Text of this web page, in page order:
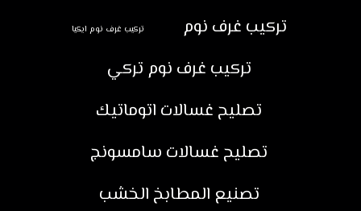
تركيب غرف نوم
تركيب غرف نوم ايكيا
تركيب غرف نوم تركي
تصليح غسالات اتوماتيك
تصليح غسالات سامسونج
تصنيع المطابخ الخشب